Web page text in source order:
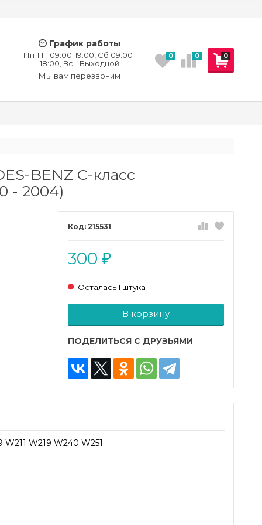
График работы
Пн-Пт 09:00-19:00, Сб 09:00-
18:00, Вс - Выходной
Мы вам перезвоним
0
0 0
BENZ C-класс
- 2004)
215531
300 ₽
Осталась 1 штука
Добавляется...
В корзину
Добавлен
ПОДЕЛИТЬСЯ С ДРУЗЬЯМИ
W219 W240 W251.